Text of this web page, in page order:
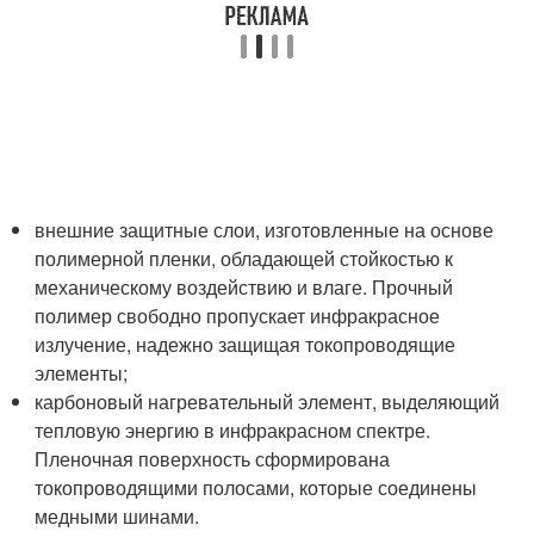
внешние защитные слои, изготовленные на основе
полимерной пленки, обладающей стойкостью к
механическому воздействию и влаге. Прочный
полимер свободно пропускает инфракрасное
излучение, надежно защищая токопроводящие
элементы;
карбоновый нагревательный элемент, выделяющий
тепловую энергию в инфракрасном спектре.
Пленочная поверхность сформирована
токопроводящими полосами, которые соединены
медными шинами.